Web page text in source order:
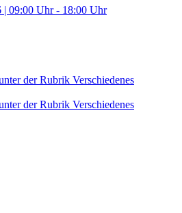
| 09:00 Uhr - 18:00 Uhr